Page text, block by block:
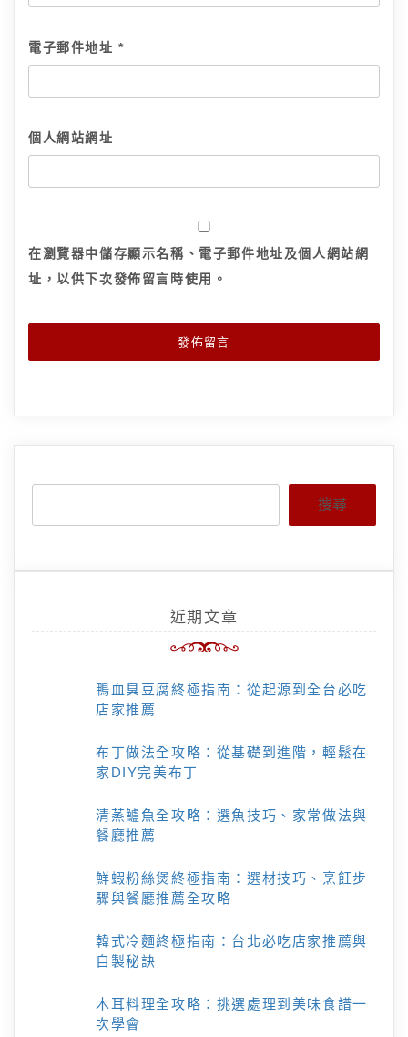
電子郵件地址*
個人網站網址
在瀏覽器中儲存顯示名稱、電子郵件地址及個人網站網
址，以供下次發佈留言時使用。
搜尋
近期文章
鴨血臭豆腐終極指南：從起源到全台必吃
店家推薦
布丁做法全攻略：從基礎到進階，輕鬆在
家DIY完美布丁
清蒸鱸魚全攻略：選魚技巧、家常做法與
餐廳推薦
鮮蝦粉絲煲終極指南：選材技巧、烹飪步
驟與餐廳推薦全攻略
韓式冷麵終極指南：台北必吃店家推薦與
自製秘訣
木耳料理全攻略：挑選處理到美味食譜一
次學會